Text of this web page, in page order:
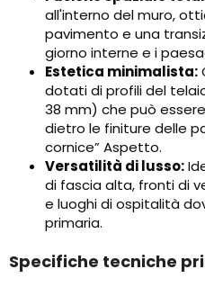
all'interno del muro,
pavimento e una
giorno interne e i
Estetica minimalista:
dotati di profili del
38 mm) che può
dietro le finiture delle
cornice” Aspetto.
Versatilità di lusso:
di fascia alta, fronti di
e luoghi di ospitalità
primaria.
Specifiche tecniche